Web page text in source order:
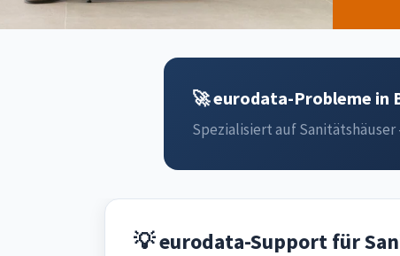
🚀 eurodata-Probleme in
Spezialisiert auf Sanitätshäuser
💡 eurodata-Support für